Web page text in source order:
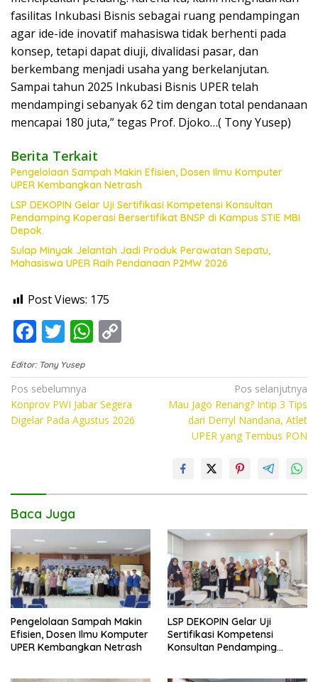
fasilitas Inkubasi Bisnis sebagai ruang pendampingan
agar ide-ide inovatif mahasiswa tidak berhenti pada
konsep, tetapi dapat diuji, divalidasi pasar, dan
berkembang menjadi usaha yang berkelanjutan.
Sampai tahun 2025 Inkubasi Bisnis UPER telah
mendampingi sebanyak 62 tim dengan total pendanaan
mencapai 180 juta,” tegas Prof. Djoko…( Tony Yusep)
Berita Terkait
Pengelolaan Sampah Makin Efisien, Dosen Ilmu Komputer
UPER Kembangkan Netrash
LSP DEKOPIN Gelar Uji Sertifikasi Kompetensi Konsultan
Pendamping Koperasi Bersertifikat BNSP di Kampus STIE MBI
Depok.
Sulap Minyak Jelantah Jadi Produk Perawatan Sepatu,
Mahasiswa UPER Raih Pendanaan P2MW 2026
Post Views: 175
F
ac
e
b
o
T
w
itt
er
W
at
s
A
p
y
Li
Editor: Tony Yusep
Navigasi
pos
Pos sebelumnya
Konprov PWI Jabar Segera
Digelar Pada Agustus 2026
Pos selanjutnya
Mau Jago Renang? Intip 3 Tips
dari Derryl Nandana, Atlet
UPER yang Tembus PON
Baca Juga
Pengelolaan Sampah Makin
Efisien, Dosen Ilmu Komputer
UPER Kembangkan Netrash
LSP DEKOPIN Gelar Uji
Sertifikasi Kompetensi
Konsultan Pendamping